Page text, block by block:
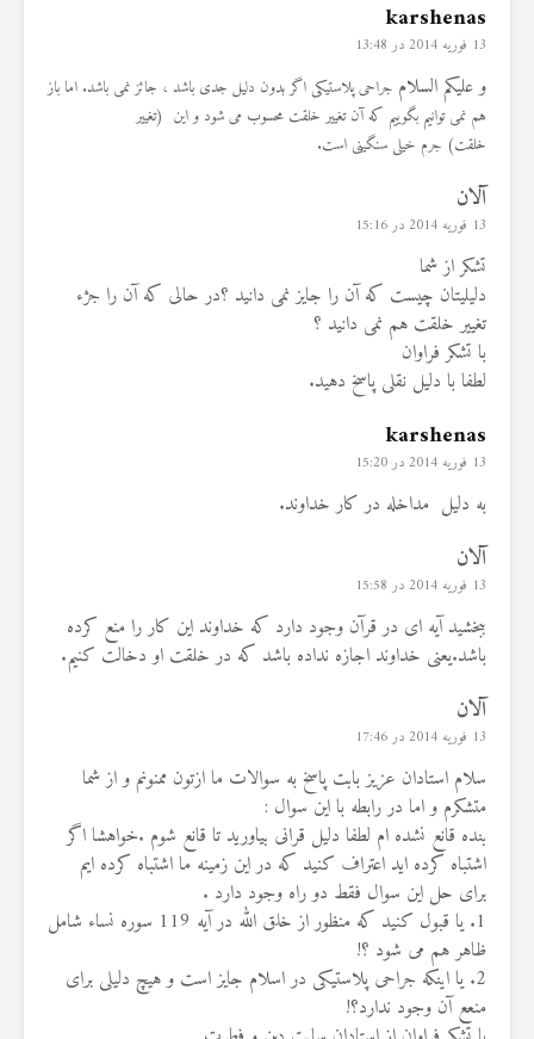
karshenas
13 فوریه 2014 در 13:48
و علیکم السلام جراحی پلاستیکی اگر بدون دلیل جدی باشد ، جائز نمی باشد. اما باز
هم نمی توانیم بگوییم که آن تغییر خلقت محسوب می شود و این (تغییر
خلقت) جرم خیلی سنگینی است.
آلان
13 فوریه 2014 در 15:16
تشکر از شما
دلیلیتان چیست که آن را جایز نمی دانید ؟در حالی که آن را جژء
تغییر خلقت هم نمی دانید ؟
با تشکر فراوان
لطفا با دلیل نقلی پاسخ دهید.
karshenas
13 فوریه 2014 در 15:20
به دلیل مداخله در کار خداوند.
آلان
13 فوریه 2014 در 15:58
ببخشید آیه ای در قرآن وجود دارد که خداوند این کار را منع کرده
باشد.یعنی خداوند اجازه نداده باشد که در خلقت او دخالت کنیم.
آلان
13 فوریه 2014 در 17:46
سلام استادان عزیز بابت پاسخ به سوالات ما ازتون ممنونم و از شما
متشکرم و اما در رابطه با این سوال :
بنده قانع نشده ام لطفا دلیل قرانی بیاورید تا قانع شوم .خواهشا اگر
اشتباه کرده اید اعتراف کنید که در این زمینه ما اشتباه کرده ایم
برای حل این سوال فقط دو راه وجود دارد .
1. یا قبول کنید که منظور از خلق الله در آیه 119 سوره نساء شامل
ظاهر هم می شود ؟!
2. یا اینکه جراحی پلاستیکی در اسلام جایز است و هیچ دلیلی برای
منعع آن وجود ندارد؟!